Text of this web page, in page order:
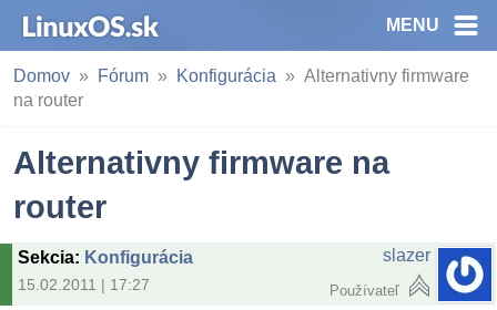
MENU
Domov Fórum Konfigurácia
Alternativny firmware
na router
Alternativny firmware na
router
Sekcia: Konfigurácia
15.02.2011 | 17:27
slazer
Používateľ